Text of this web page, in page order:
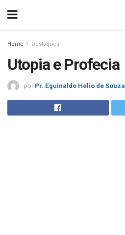
Home Destaques
Utopia e Profecia
por Pr. Eguinaldo Helio de Souza